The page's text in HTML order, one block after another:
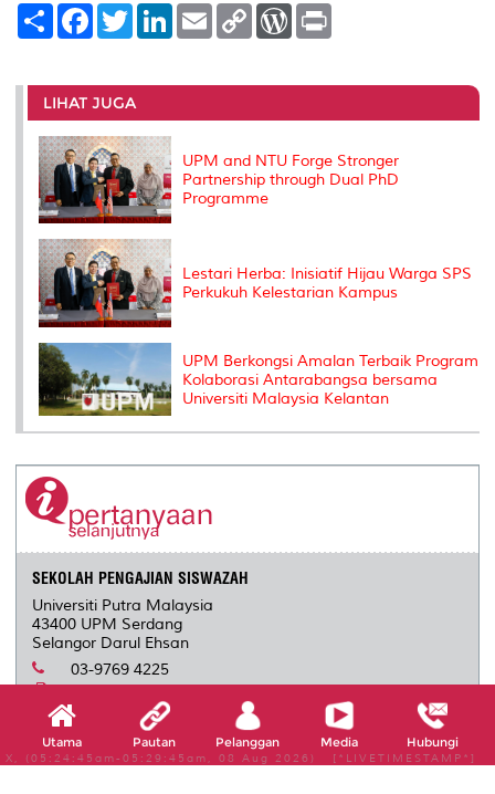
S
e
F
a
b
o
o
k
T
w
t
e
r
L
e
I
E
m
l
C
L
n
W
P
e
s
t
LIHAT JUGA
UPM and NTU Forge Stronger
Partnership through Dual PhD
Programme
Lestari Herba: Inisiatif Hijau Warga SPS
Perkukuh Kelestarian Kampus
UPM Berkongsi Amalan Terbaik Program
Kolaborasi Antarabangsa bersama
Universiti Malaysia Kelantan
SEKOLAH PENGAJIAN SISWAZAH
Universiti Putra Malaysia
43400 UPM Serdang
Selangor Darul Ehsan
03-9769 4225
infosgs@upm.edu.my
Utama Pautan Pelanggan Media Hubungi
X, (05:24:45am-05:29:45am, 08 Aug 2026) [*LIVETIMESTAMP*]